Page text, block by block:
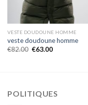
VESTE DOUDOUNE HOMME
veste doudoune homme
€82.00 €63.00
POLITIQUES